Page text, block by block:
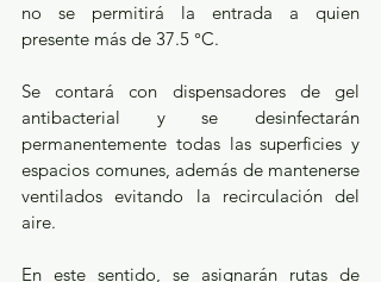
no se permitirá la entrada a quien
presente más de 37.5 °C.
Se contará con dispensadores de gel
antibacterial y se desinfectarán
permanentemente todas las superficies y
espacios comunes, además de mantenerse
ventilados evitando la recirculación del
aire.
En este sentido, se asignarán rutas de